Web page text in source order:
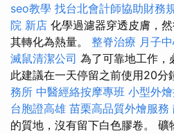
seo教學 找台北會計師協助財務
院 新店 化學過濾器穿透皮膚，
其轉化為熱量。 整脊治療 月子
滅鼠清潔公司 為了可靠地工作，
此建議在一天停留之前使用20分
務所 中醫經絡按摩專班 小型外
台胞證高雄 苗栗高品質外燴服務
的質地，沒有留下白色膠卷。